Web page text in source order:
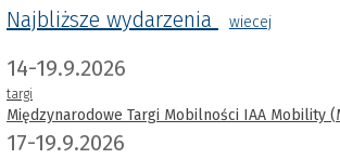
Najbliższe wydarzenia
wiecej
14-19.9.2026
targi
Międzynarodowe Targi Mobilności IAA Mobility
17-19.9.2026